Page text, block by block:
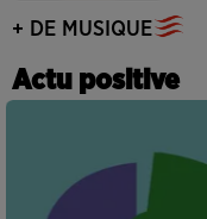
+ DE MUSIQUE
Actu positive